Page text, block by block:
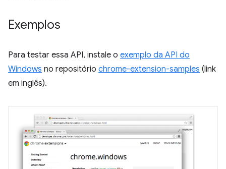
Exemplos
Para testar essa API, instale o exemplo da API do
Windows no repositório chrome-extension-samples (link
em inglês).